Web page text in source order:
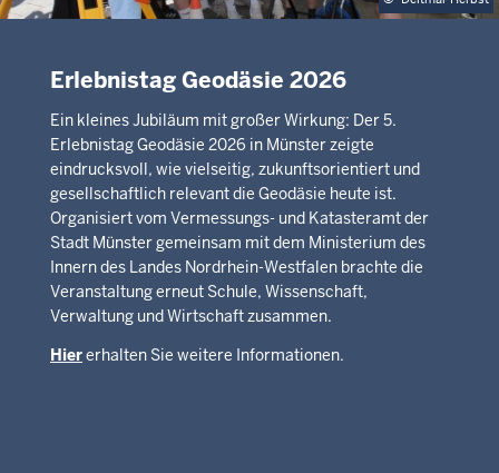
Erlebnistag Geodäsie 2026
Ein kleines Jubiläum mit großer Wirkung: Der 5.
Erlebnistag Geodäsie 2026 in Münster zeigte
eindrucksvoll, wie vielseitig, zukunftsorientiert und
gesellschaftlich relevant die Geodäsie heute ist.
Organisiert vom Vermessungs- und Katasteramt der
Stadt Münster gemeinsam mit dem Ministerium des
Innern des Landes Nordrhein-Westfalen brachte die
Veranstaltung erneut Schule, Wissenschaft,
Verwaltung und Wirtschaft zusammen.
Hiererhalten Sie weitere Informationen.